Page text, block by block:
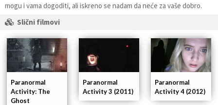
mogu i vama dogoditi, ali iskreno se nadam da neće za vaše dobro.
Slični filmovi
Paranormal
Activity 4 (2012)
Paranormal
Activity 3 (2011)
Paranormal
Activity: The
Ghost